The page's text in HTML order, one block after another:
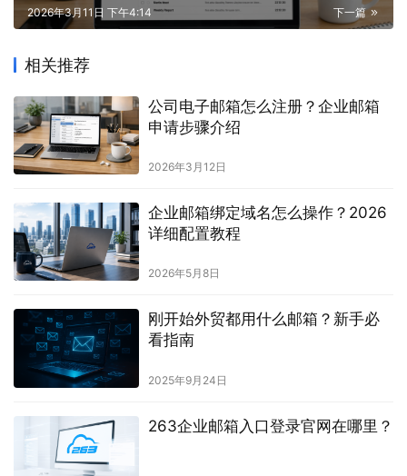
下一篇
2026年3月11日 下午4:14
相关推荐
公司电子邮箱怎么注册？企业邮箱
申请步骤介绍
2026年3月12日
企业邮箱绑定域名怎么操作？2026
详细配置教程
2026年5月8日
刚开始外贸都用什么邮箱？新手必
看指南
2025年9月24日
263企业邮箱入口登录官网在哪里？